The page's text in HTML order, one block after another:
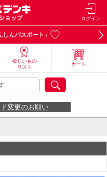
ログイン
んパスポート」
欲しいもの
リスト
カート
変更のお願い